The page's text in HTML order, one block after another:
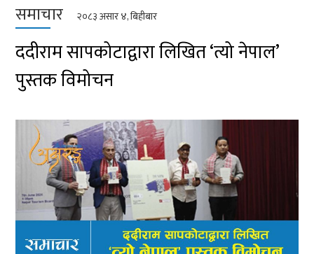
समाचार २०८३ असार ४, बिहीबार
ददीराम सापकोटाद्वारा लिखित ‘त्यो नेपाल’
पुस्तक विमोचन